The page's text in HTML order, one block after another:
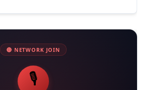
🔴 NETWORK JOIN
🎙️